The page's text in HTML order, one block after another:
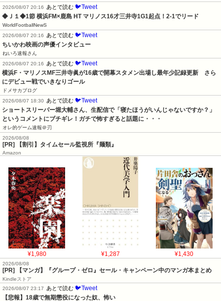
2026/08/07 20:16
あとで読む 🐦Tweet
◆Ｊ１◆1節 横浜FM×鹿島 HT マリノス16才三井寺1G1起点！2-1でリード
WorldFootballNewS
2026/08/07 20:16
あとで読む 🐦Tweet
ちいかわ映画の声優インタビュー
ねいろ速報さん
2026/08/07 20:16
あとで読む 🐦Tweet
横浜F・マリノスMF三井寺眞が16歳で開幕スタメン出場し最年少記録更新　さら
にデビュー戦でいきなりゴール
ドメサカブログ
2026/08/07 18:30
あとで読む 🐦Tweet
ショートスリーパー堀大輔さん、生配信で「寝たほうがいんじゃないですか？」
というコメントにブチギレ！ガチで怖すぎると話題に・・・
オレ的ゲーム速報＠刃
2026/08/08
[PR] 【割引】タイムセール監視所『麺類』
Amazon
¥1,980 ¥1,287 ¥1,430
2026/08/08
[PR] 【マンガ】『グループ・ゼロ』セール・キャンペーン中のマンガ本まとめ
Kindleストア
2026/08/07 23:17
あとで読む 🐦Tweet
【悲報】18歳で無期懲役になった奴、怖い